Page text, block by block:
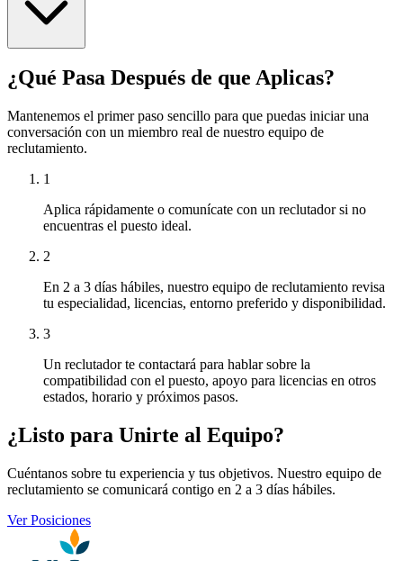
¿Qué Pasa Después de que Aplicas?
Mantenemos el primer paso sencillo para que puedas iniciar una
conversación con un miembro real de nuestro equipo de
reclutamiento.
1
Aplica rápidamente o comunícate con un reclutador si no
encuentras el puesto ideal.
2
En 2 a 3 días hábiles, nuestro equipo de reclutamiento revisa
tu especialidad, licencias, entorno preferido y disponibilidad.
3
Un reclutador te contactará para hablar sobre la
compatibilidad con el puesto, apoyo para licencias en otros
estados, horario y próximos pasos.
¿Listo para Unirte al Equipo?
Cuéntanos sobre tu experiencia y tus objetivos. Nuestro equipo de
reclutamiento se comunicará contigo en 2 a 3 días hábiles.
Ver Posiciones